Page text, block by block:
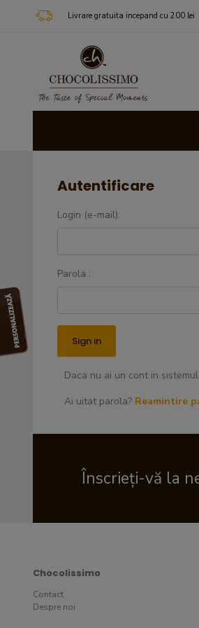
Livrare gratuita incepand cu 200 lei
Autentificare
Login (e-mail):
Parola :
Daca nu ai un cont in
Ai uitat parola? Reamintire
Înscrieți-vă la
Chocolissimo
Contact
Despre noi